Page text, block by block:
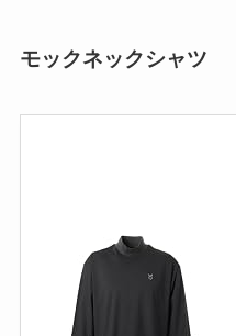
モックネックシャツ